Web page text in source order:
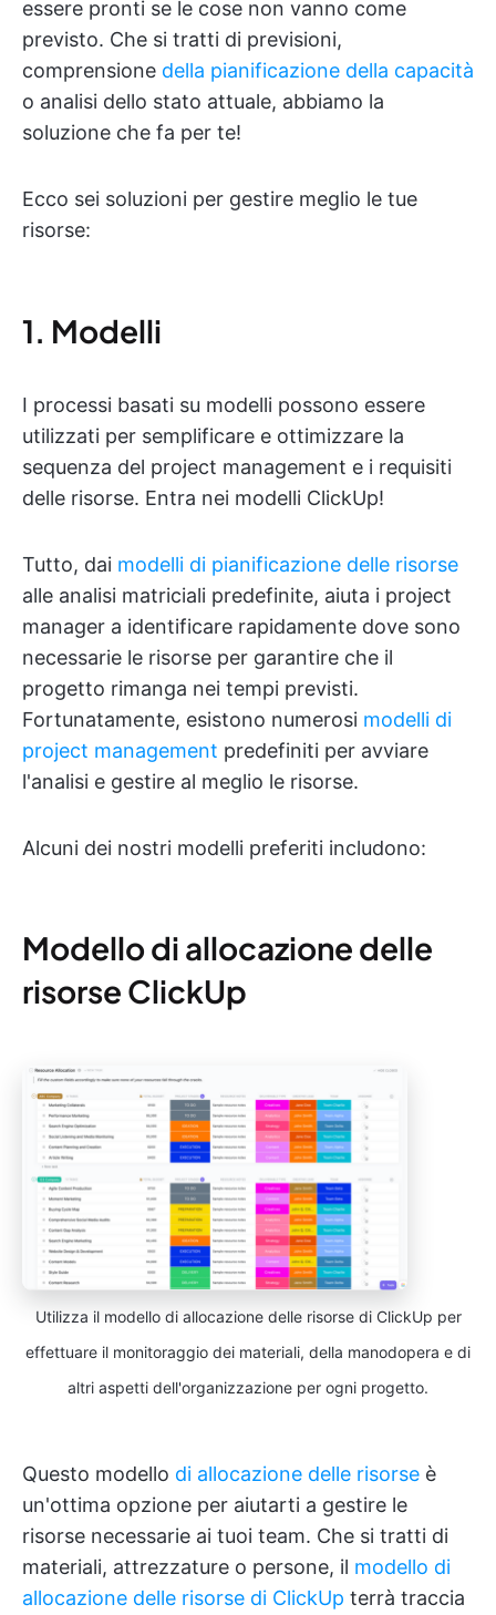
essere pronti se le cose non vanno come
previsto. Che si tratti di previsioni,
comprensione della pianificazione della capacità
o analisi dello stato attuale, abbiamo la
soluzione che fa per te!
Ecco sei soluzioni per gestire meglio le tue
risorse:
1. Modelli
I processi basati su modelli possono essere
utilizzati per semplificare e ottimizzare la
sequenza del project management e i requisiti
delle risorse. Entra nei modelli ClickUp!
Tutto, dai modelli di pianificazione delle risorse
alle analisi matriciali predefinite, aiuta i project
manager a identificare rapidamente dove sono
necessarie le risorse per garantire che il
progetto rimanga nei tempi previsti.
Fortunatamente, esistono numerosi modelli di
project management predefiniti per avviare
l'analisi e gestire al meglio le risorse.
Alcuni dei nostri modelli preferiti includono:
Modello di allocazione delle
risorse ClickUp
Utilizza il modello di allocazione delle risorse di ClickUp per
effettuare il monitoraggio dei materiali, della manodopera e di
altri aspetti dell'organizzazione per ogni progetto.
Questo modello di allocazione delle risorse è
un'ottima opzione per aiutarti a gestire le
risorse necessarie ai tuoi team. Che si tratti di
materiali, attrezzature o persone, il modello di
allocazione delle risorse di ClickUp terrà traccia